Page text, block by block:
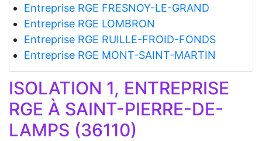
Entreprise RGE FRESNOY-LE-GRAND
Entreprise RGE LOMBRON
Entreprise RGE RUILLE-FROID-FONDS
Entreprise RGE MONT-SAINT-MARTIN
ISOLATION 1, ENTREPRISE
RGE À SAINT-PIERRE-DE-
LAMPS (36110)